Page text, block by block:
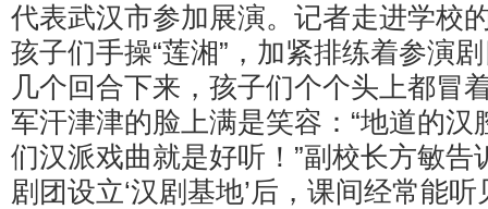
代表武汉市参加展演。记者走进学校
孩子们手操“莲湘”，加紧排练着参演
几个回合下来，孩子们个个头上都冒
军汗津津的脸上满是笑容：“地道的汉
们汉派戏曲就是好听！”副校长方敏告
剧团设立‘汉剧基地’后，课间经常能